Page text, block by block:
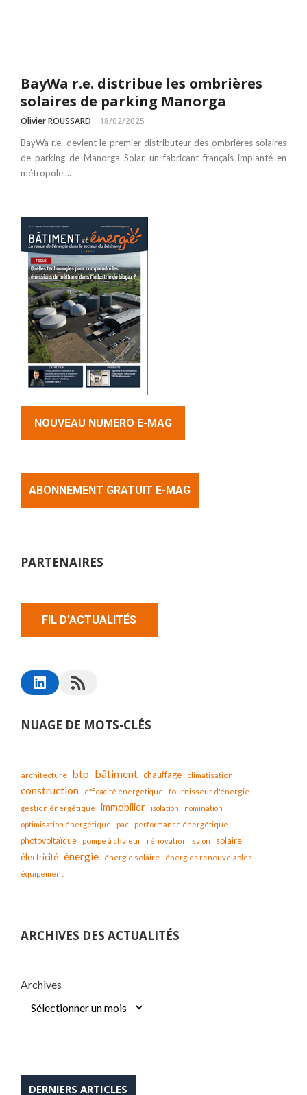
BayWa r.e. distribue les ombrières
solaires de parking Manorga
Olivier ROUSSARD 18/02/2025
BayWa r.e. devient le premier distributeur des ombrières solaires
de parking de Manorga Solar, un fabricant français implanté en
métropole ...
NOUVEAU NUMERO E-MAG
ABONNEMENT GRATUIT E-MAG
PARTENAIRES
FIL D'ACTUALITÉS
NUAGE DE MOTS-CLÉS
architecture btp bâtiment chauffage climatisation
construction efficacité énergétique fournisseur d'énergie
gestion énergétique immobilier isolation
nomination
optimisation énergétique
pac performance énergétique
photovoltaïque pompe à chaleur rénovation salon solaire
électricité énergie énergie solaire
énergies renouvelables
équipement
ARCHIVES DES ACTUALITÉS
Archives
DERNIERS ARTICLES